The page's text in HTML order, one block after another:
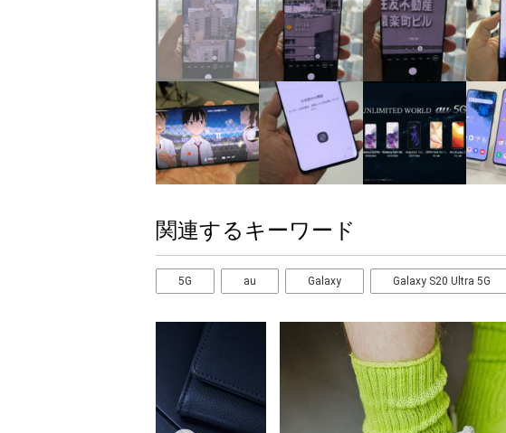
関連するキーワード
5G au Galaxy Galaxy S20 Ultra 5G